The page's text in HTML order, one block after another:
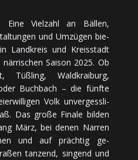
Eine Vielzahl an Bällen,
und Um­zü­gen bie­
Land­kreis und Kreis­stadt
Saison 2025. Ob
Tüßling, Waldkraiburg,
Buchbach – die fünfte
Volk un­ver­gess­li­
Das große Finale bilden
März, bei denen Narren
und auf präch­tig ge­
tan­zend, sin­gend und